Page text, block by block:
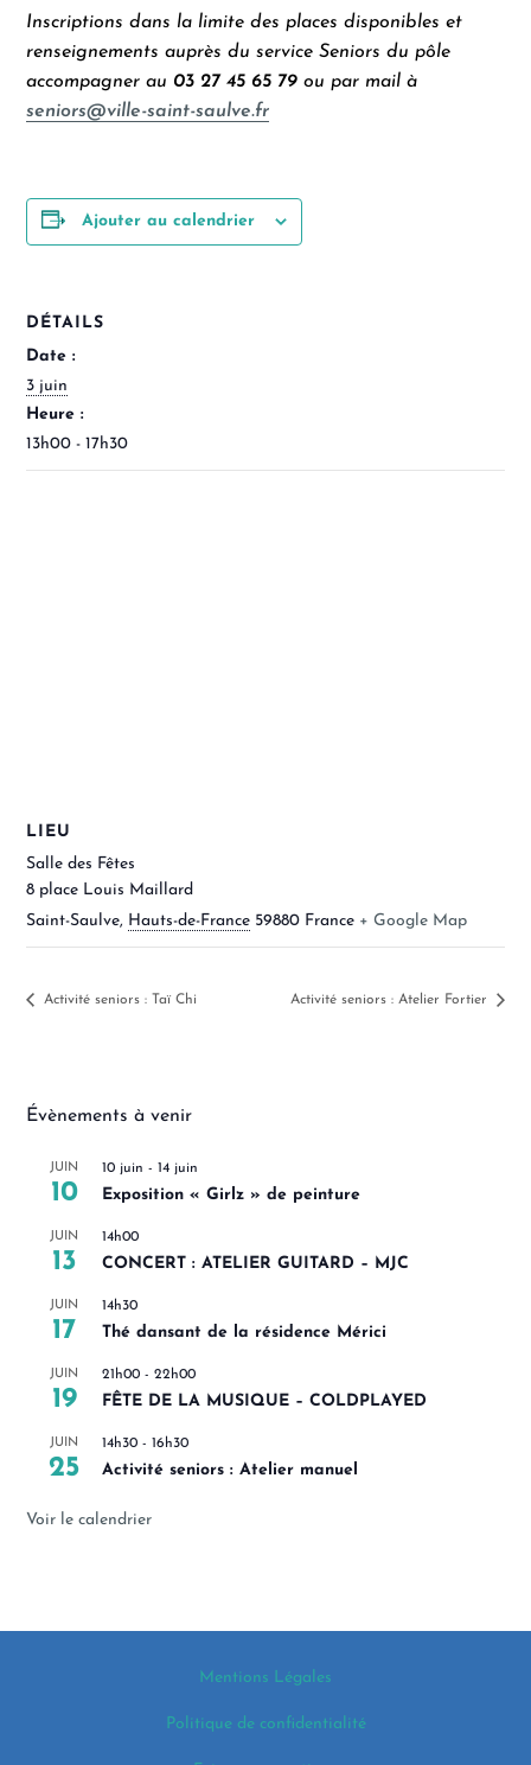
Inscriptions dans la limite des places disponibles et
renseignements auprès du service Seniors du pôle
accompagner au 03 27 45 65 79 ou par mail à
seniors@ville-saint-saulve.fr
Ajouter au calendrier
DÉTAILS
Date :
3 juin
Heure :
13h00 - 17h30
LIEU
Salle des Fêtes
8 place Louis Maillard
Saint-Saulve, Hauts-de-France 59880 France + Google Map
Activité seniors : Taï Chi Activité seniors : Atelier Fortier
Évènements à venir
JUIN
10
10 juin -14 juin
Exposition « Girlz » de peinture
JUIN
13
14h00
CONCERT : ATELIER GUITARD – MJC
JUIN
17
14h30
Thé dansant de la résidence Mérici
JUIN
19
21h00 -22h00
FÊTE DE LA MUSIQUE – COLDPLAYED
JUIN
25
14h30 -16h30
Activité seniors : Atelier manuel
Voir le calendrier
Mentions Légales
Politique de confidentialité